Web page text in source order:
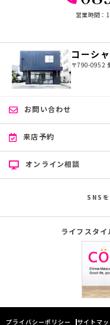
営業時間：
コーシ
〒790-0952
お問い合わせ
来店予約
オンライン相談
SNS
ライフスタ
プライバシーポリシー サイトマ